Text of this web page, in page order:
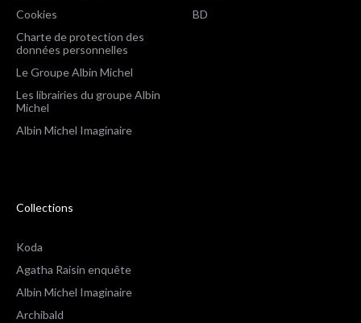
Cookies
Charte de protection des
données personnelles
Le Groupe Albin Michel
Les librairies du groupe Albin
Michel
Albin Michel Imaginaire
BD
Collections
Koda
Agatha Raisin enquête
Albin Michel Imaginaire
Archibald